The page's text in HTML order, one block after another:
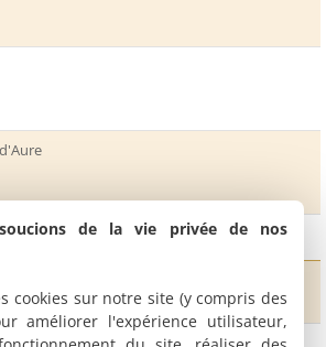
de la vie privée de nos
cookies sur notre site (y compris des
améliorer l'expérience utilisateur,